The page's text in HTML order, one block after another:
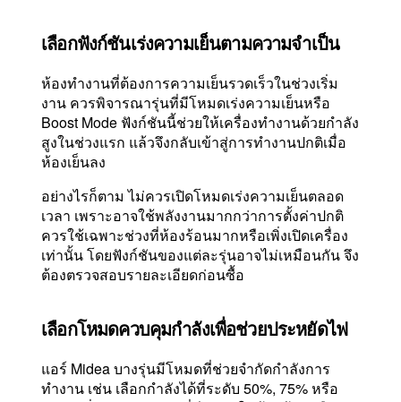
เลือกฟังก์ชันเร่งความเย็นตามความจำเป็น
ห้องทำงานที่ต้องการความเย็นรวดเร็วในช่วงเริ่ม
งาน ควรพิจารณารุ่นที่มีโหมดเร่งความเย็นหรือ
Boost Mode ฟังก์ชันนี้ช่วยให้เครื่องทำงานด้วยกำลัง
สูงในช่วงแรก แล้วจึงกลับเข้าสู่การทำงานปกติเมื่อ
ห้องเย็นลง
อย่างไรก็ตาม ไม่ควรเปิดโหมดเร่งความเย็นตลอด
เวลา เพราะอาจใช้พลังงานมากกว่าการตั้งค่าปกติ
ควรใช้เฉพาะช่วงที่ห้องร้อนมากหรือเพิ่งเปิดเครื่อง
เท่านั้น โดยฟังก์ชันของแต่ละรุ่นอาจไม่เหมือนกัน จึง
ต้องตรวจสอบรายละเอียดก่อนซื้อ
เลือกโหมดควบคุมกำลังเพื่อช่วยประหยัดไฟ
แอร์ Midea บางรุ่นมีโหมดที่ช่วยจำกัดกำลังการ
ทำงาน เช่น เลือกกำลังได้ที่ระดับ 50%, 75% หรือ